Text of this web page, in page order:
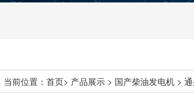
当前位置： 首页> 产品展示 > 国产柴油发电机 >